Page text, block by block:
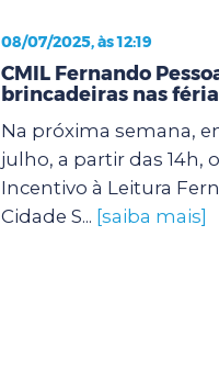
08/07/2025, às 12:19
CMIL Fernando
brincadeiras nas
Na próxima semana,
julho, a partir das 14h,
Incentivo à Leitura
Cidade S... [saiba mais]